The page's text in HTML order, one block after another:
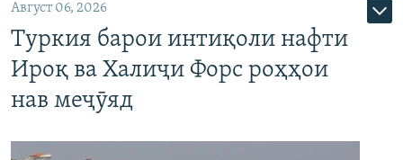
Август 06, 2026
Туркия барои интиқоли нафти
Ироқ ва Халиҷи Форс роҳҳои
нав меҷӯяд